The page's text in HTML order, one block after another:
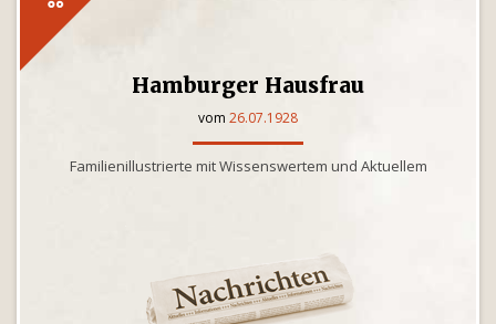
Hamburger Hausfrau
vom 26.07.1928
Familienillustrierte mit Wissenswertem und Aktuellem